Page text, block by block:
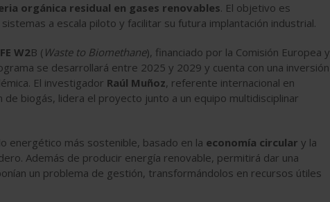
orgánica residual en gases renovables. El objetivo es
a escala piloto y facilitar su futura implantación industrial.
W2B ( Waste to Biomethane), financiado por la Comisión Europea y
se desarrollará entre 2025 y 2029 y cuenta con una inversión
El investigador Raúl Muñoz, referente internacional en
biogás, lidera el proyecto junto a un equipo multidisciplinar
energético más sostenible, basado en la economía circular y la
Además de producir energía renovable, permitirá dar una
un problema de gestión, transformándolos en recursos útiles